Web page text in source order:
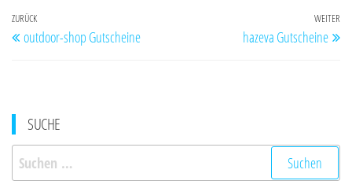
Beitragsnavigation
Vorheriger
Beitrag
ZURÜCK
outdoor-shop Gutscheine
WEITER
hazeva Gutscheine
SUCHE
Suchen
nach: